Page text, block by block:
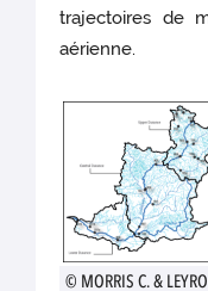
trajectoires de
aérienne.
© MORRIS C. &